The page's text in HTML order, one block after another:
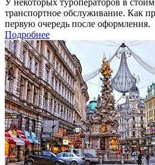
транспортное обслуживание. Как
первую очередь после оформления.
Подробнее